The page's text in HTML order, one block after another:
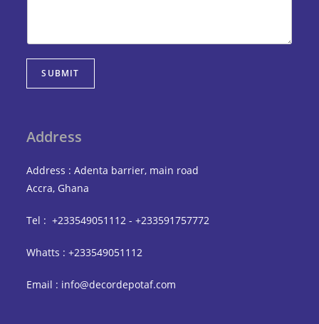
SUBMIT
Address
Address : Adenta barrier, main road
Accra, Ghana
Tel : +233549051112 - +233591757772
Whatts : +233549051112
Email : info@decordepotaf.com